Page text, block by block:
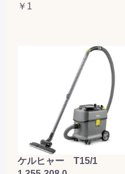
￥1
ケルヒャー T15/1